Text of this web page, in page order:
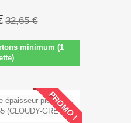
32,65 €
minimum (1
PROMO !